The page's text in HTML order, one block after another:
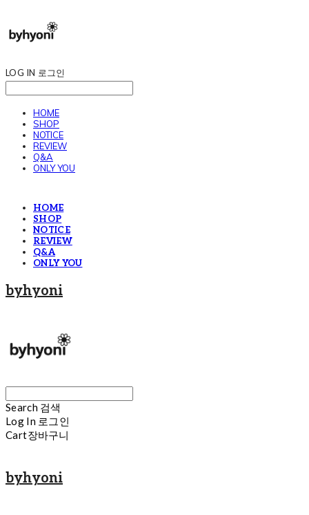
LOG IN 로그인
HOME
SHOP
NOTICE
REVIEW
Q&A
ONLY YOU
HOME
SHOP
NOTICE
REVIEW
Q&A
ONLY YOU
byhyoni
Search 검색
Log In 로그인
Cart장바구니
byhyoni